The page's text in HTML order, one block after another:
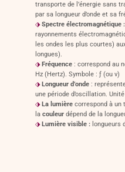
transporte de l’énergie sans
par sa longueur d’onde et sa
⬗Spectre électromagnétique :
rayonnements
les ondes les plus courtes)
longues).
⬗ Fréquence : correspond au
Hz (Hertz). Symbole : ƒ (ou v)
⬗ Longueur d’onde :
une période d’oscillation.
⬗ La lumière correspond à un
la couleur dépend de la
⬗ Lumière visible : longueurs